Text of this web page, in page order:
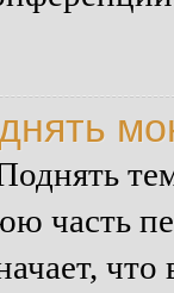
часть